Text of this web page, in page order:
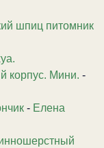
шпиц питомник
корпус. Мини. -
- Елена